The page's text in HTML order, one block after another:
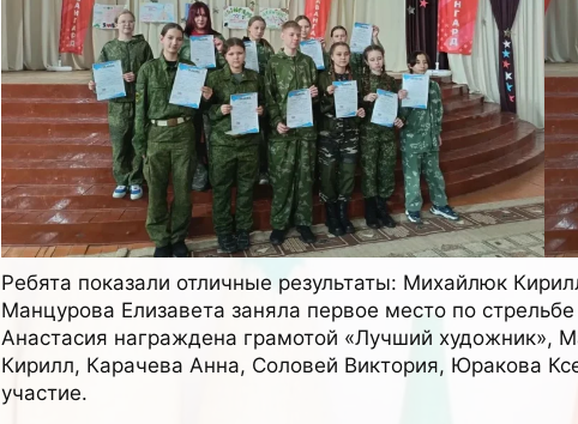
Ребята показали отличные результаты: Михайлюк
Манцурова Елизавета заняла первое место по
Анастасия награждена грамотой «Лучший художник»,
Кирилл, Карачева Анна, Соловей Виктория, Юракова
участие.